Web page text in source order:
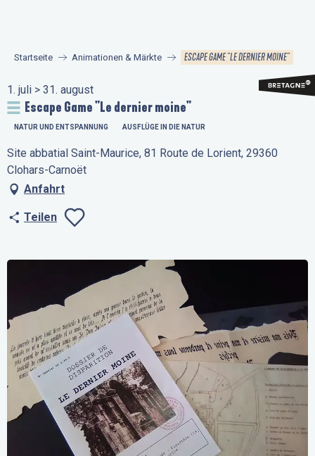
principal
Startseite Animationen & Märkte ESCAPE GAME "LE DERNIER MOINE"
1. juli > 31. august
Escape Game "Le dernier moine"
NATUR UND ENTSPANNUNG AUSFLÜGE IN DIE NATUR
Site abbatial Saint-Maurice, 81 Route de Lorient, 29360
Clohars-Carnoët
Anfahrt
Teilen